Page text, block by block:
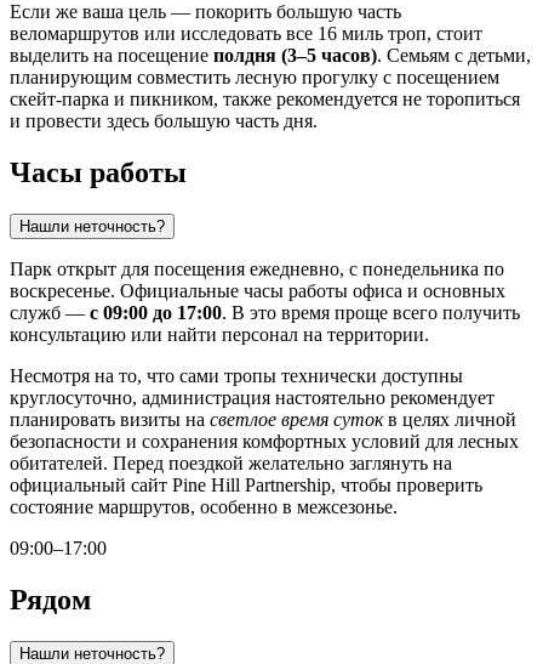
Если же ваша цель — покорить большую часть
веломаршрутов или исследовать все 16 миль троп, стоит
выделить на посещение полдня (3–5 часов). Семьям с детьми,
планирующим совместить лесную прогулку с посещением
скейт-парка и пикником, также рекомендуется не торопиться
и провести здесь большую часть дня.
Часы работы
Нашли неточность?
Парк открыт для посещения ежедневно, с понедельника по
воскресенье. Официальные часы работы офиса и основных
служб — с 09:00 до 17:00. В это время проще всего получить
консультацию или найти персонал на территории.
Несмотря на то, что сами тропы технически доступны
круглосуточно, администрация настоятельно рекомендует
планировать визиты на светлое время сутокв целях личной
безопасности и сохранения комфортных условий для лесных
обитателей. Перед поездкой желательно заглянуть на
официальный сайт Pine Hill Partnership, чтобы проверить
состояние маршрутов, особенно в межсезонье.
09:00–17:00
Рядом
Нашли неточность?